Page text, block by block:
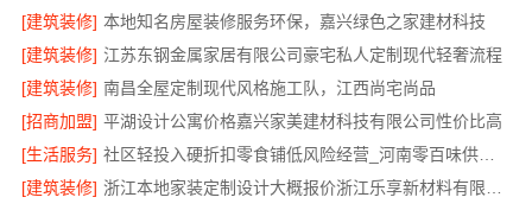
[建筑装修] 本地知名房屋装修服务环保，嘉兴绿色之家建材科技
[建筑装修] 江苏东钢金属家居有限公司豪宅私人定制现代轻奢流程
[建筑装修] 南昌全屋定制现代风格施工队，江西尚宅尚品
[招商加盟] 平湖设计公寓价格嘉兴家美建材科技有限公司性价比高
[生活服务]
社区轻投入硬折扣零食铺低风险经营_河南零百味供应链有限公司
[建筑装修]